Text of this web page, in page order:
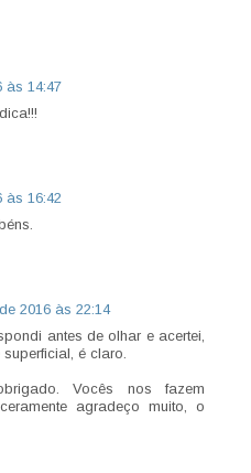
às 14:47
às 16:42
2016 às 22:14
antes de olhar e acertei,
é claro.
Vocês nos fazem
agradeço muito, o